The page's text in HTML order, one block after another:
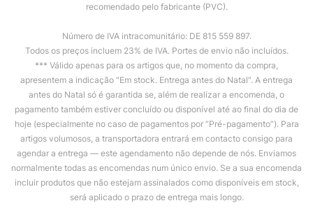
recomendado pelo fabricante (PVC).
Número de IVA intracomunitário: DE 815 559 897.
Todos os preços incluem 23% de IVA. Portes de envio não incluídos.
*** Válido apenas para os artigos que, no momento da compra,
apresentem a indicação “Em stock. Entrega antes do Natal”. A entrega
antes do Natal só é garantida se, além de realizar a encomenda, o
pagamento também estiver concluído ou disponível até ao final do dia de
hoje (especialmente no caso de pagamentos por “Pré-pagamento”). Para
artigos volumosos, a transportadora entrará em contacto consigo para
agendar a entrega — este agendamento não depende de nós. Enviamos
normalmente todas as encomendas num único envio. Se a sua encomenda
incluir produtos que não estejam assinalados como disponíveis em stock,
será aplicado o prazo de entrega mais longo.